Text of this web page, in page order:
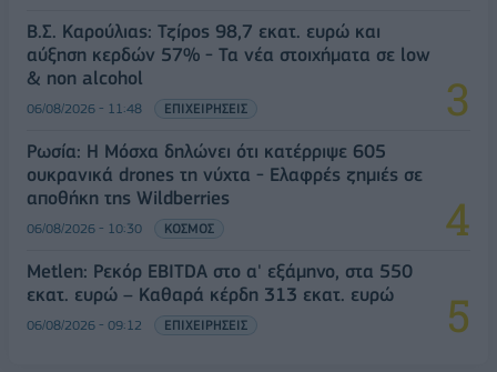
Β.Σ. Καρούλιας: Τζίρος 98,7 εκατ. ευρώ και
αύξηση κερδών 57% - Τα νέα στοιχήματα σε low
& non alcohol
06/08/2026 - 11:48 ΕΠΙΧΕΙΡΗΣΕΙΣ
Ρωσία: Η Μόσχα δηλώνει ότι κατέρριψε 605
ουκρανικά drones τη νύχτα - Ελαφρές ζημιές σε
αποθήκη της Wildberries
06/08/2026 - 10:30 ΚΟΣΜΟΣ
Metlen: Ρεκόρ EBITDA στο α' εξάμηνο, στα 550
εκατ. ευρώ – Καθαρά κέρδη 313 εκατ. ευρώ
06/08/2026 - 09:12 ΕΠΙΧΕΙΡΗΣΕΙΣ